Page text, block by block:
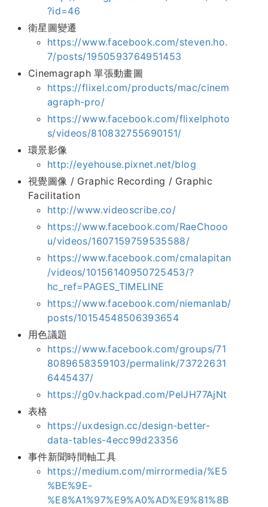
?id=46
衛星圖變遷
https://www.facebook.com/steven.ho.
7/posts/1950593764951453
Cinemagraph 單張動畫圖
https://flixel.com/products/mac/cinem
agraph-pro/
https://www.facebook.com/flixelphoto
s/videos/810832755690151/
環景影像
http://eyehouse.pixnet.net/blog
視覺圖像 / Graphic Recording / Graphic
Facilitation
http://www.videoscribe.co/
https://www.facebook.com/RaeChooo
u/videos/1607159759535588/
https://www.facebook.com/cmalapitan
/videos/10156140950725453/?
hc_ref=PAGES_TIMELINE
https://www.facebook.com/niemanlab/
posts/10154548506393654
用色議題
https://www.facebook.com/groups/71
8089658359103/permalink/73722631
6445437/
https://g0v.hackpad.com/PeIJH77AjNt
表格
https://uxdesign.cc/design-better-
data-tables-4ecc99d23356
事件新聞時間軸工具
https://medium.com/mirrormedia/%E5
%BE%9E-
%E8%A1%97%E9%A0%AD%E9%81%8B